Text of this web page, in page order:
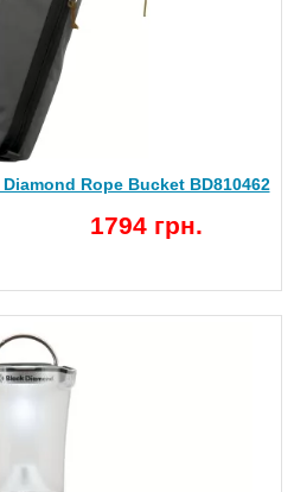
Rope Bucket BD810462
1794 грн.